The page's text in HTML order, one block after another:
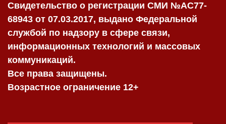
Свидетельство о регистрации СМИ №AC77-
68943 от 07.03.2017, выдано Федеральной
службой по надзору в сфере связи,
информационных технологий и массовых
коммуникаций.
Все права защищены.
Возрастное ограничение 12+